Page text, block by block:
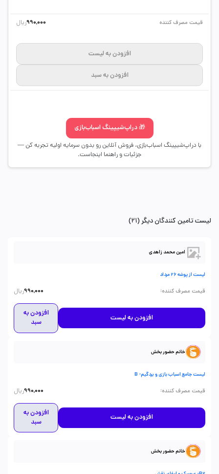
قیمت مصرف کننده 990,000ریال
افزودن به لیست
افزودن به سبد
🎁 دراپ‌شیپینگ اسباب‌بازی
با دراپ‌شیپینگ اسباب‌بازی، فروش آنلاین رو بدون سرمایه اولیه تجربه کن —
جزئیات و راهنما اینجاست.
لیست تامین کنندگان دیگر (21)
امین محمد زاهدی
لیست از پوشه 26 مرداد
قیمت مصرف کننده:
990,000ریال
افزودن به لیست
افزودن به
سبد
خانم حضور بخش
لیست جامع اسباب بازی و بردگیم- B
قیمت مصرف کننده:
990,000ریال
افزودن به لیست
افزودن به
سبد
خانم حضور بخش